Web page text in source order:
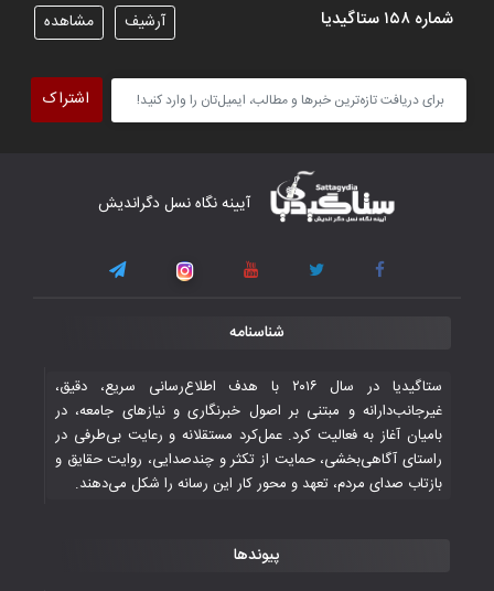
پیروزی قاطع در برابر تاجیکستان محکم
برداشت
کار دشوار تیم ملی فوتسال افغانستان در
گروه مرگ بازی‌های همبستگی کشورهای
اسلامی
تاریخی ایران
جوانان فوتسالیست کشور با گلباران تایلند به
فینال رفتند
۲۸ October ۲۰۲۵
با شکست چین، فوتسال‌بازان جوان
شماره ۱۵۸ ستاگیدیا مشاهده آرشیف
اشتراک
آیینه نگاه نسل دگراندیش
شناسنامه
ستاگیدیا در سال ۲۰۱۶ با هدف اطلاع‌رسانی سریع، دقیق،
غیرجانب‌دارانه و مبتنی بر اصول خبرنگاری و نیازهای جامعه، در
بامیان آغاز به فعالیت کرد. عمل‌کرد مستقلانه و رعایت بی‌طرفی در
راستای آگاهی‌بخشی، حمایت از تکثر و چندصدایی، روایت حقایق و
بازتاب صدای مردم، تعهد و محور کار این رسانه را شکل می‌دهند.
پیوندها